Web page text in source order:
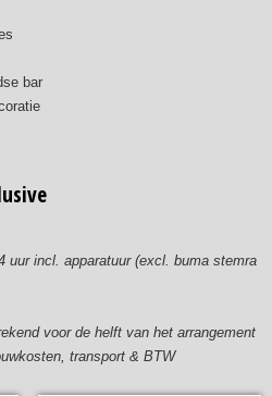
bar
uur incl. apparatuur (excl. buma stemra
voor de helft van het arrangement
transport & BTW